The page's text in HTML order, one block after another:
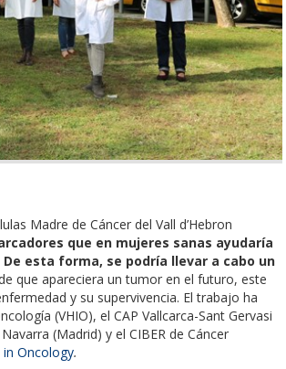
Madre de Cáncer del Vall d’Hebron
que en mujeres sanas ayudaría
esta forma, se podría llevar a cabo un
que apareciera un tumor en el futuro, este
y su supervivencia. El trabajo ha
(VHIO), el CAP Vallcarca-Sant Gervasi
(Madrid) y el CIBER de Cáncer
Oncology.